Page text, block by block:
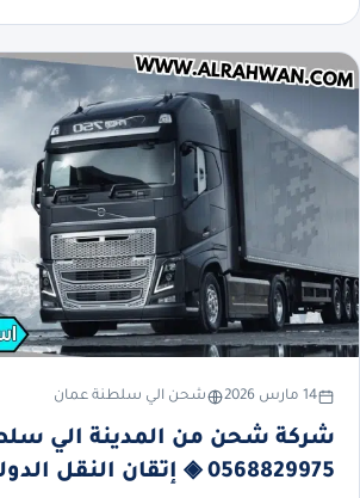
14 مارس 2026 شحن الي سلطنة عمان
شركة شحن من المدينة الي
0568829975 ◈ إتقان النقل الدولي